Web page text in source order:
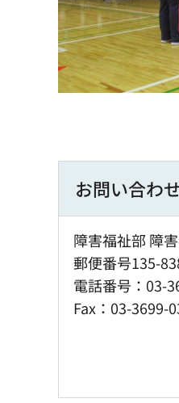
お問い合わ
障害福祉部 障
郵便番号135-
電話番号：03-
Fax：03-3699-